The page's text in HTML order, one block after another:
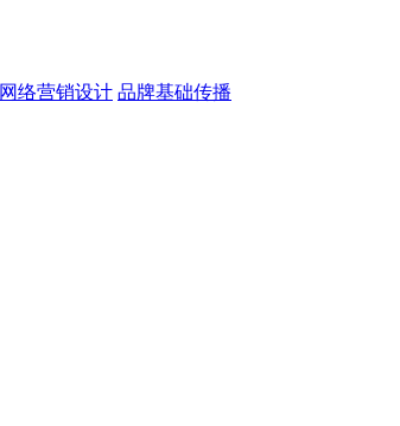
网络营销设计 品牌基础传播